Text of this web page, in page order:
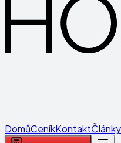
DomůCeníkKontaktČlánky